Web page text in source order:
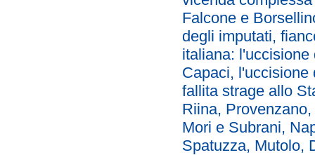
Falcone e
degli imputati,
italiana:
Capaci, l'uccisione
fallita strage allo
Riina,
Mori e Subrani,
Spatuzza, Mutolo,